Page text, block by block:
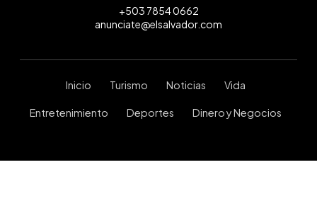
+503 7854 0662
anunciate@elsalvador.com
Inicio Turismo Noticias Vida
Entretenimiento Deportes Dinero y Negocios